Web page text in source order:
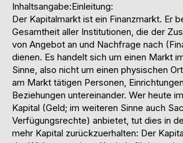
Inhaltsangabe:Einleitung:
Der Kapitalmarkt ist ein Finanzmarkt. Er
Gesamtheit aller Institutionen, die der
von Angebot an und Nachfrage nach
dienen. Es handelt sich um einen Markt
Sinne, also nicht um einen physischen
am Markt tätigen Personen,
Beziehungen untereinander. Wer heute
Kapital (Geld; im weiteren Sinne auch
Verfügungsrechte) anbietet, tut dies in
mehr Kapital zurückzuerhalten: Der